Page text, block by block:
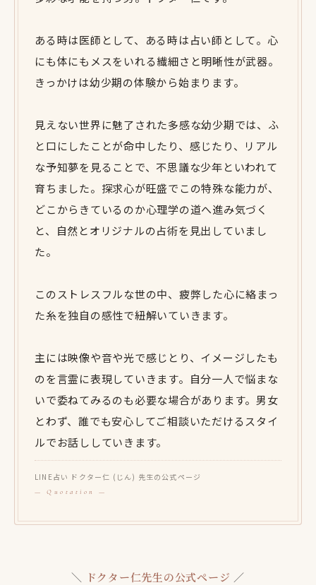
ある時は医師として、ある時は占い師として。心
にも体にもメスをいれる繊細さと明晰性が武器。
きっかけは幼少期の体験から始まります。
見えない世界に魅了された多感な幼少期では、ふ
と口にしたことが命中したり、感じたり、リアル
な予知夢を見ることで、不思議な少年といわれて
育ちました。探求心が旺盛でこの特殊な能力が、
どこからきているのか心理学の道へ進み気づく
と、自然とオリジナルの占術を見出していまし
た。
このストレスフルな世の中、疲弊した心に絡まっ
た糸を独自の感性で紐解いていきます。
主には映像や音や光で感じとり、イメージしたも
のを言霊に表現していきます。自分一人で悩まな
いで委ねてみるのも必要な場合があります。男女
とわず、誰でも安心してご相談いただけるスタイ
ルでお話ししていきます。
LINE占い ドクター仁 (じん) 先生の公式ページ
＼ ドクター仁先生の公式ページ ／